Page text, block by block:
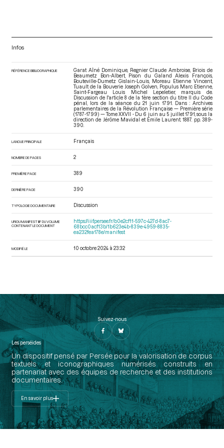
Infos
RÉFÉRENCE BIBLIOGRAPHIQUE
Garat Aîné Dominique, Regnier Claude Ambroise, Briois de
Beaumetz Bon-Albert, Pison du Galand Alexis François,
Bouteville-Dumetz Gislain-Louis, Moreau Etienne Vincent,
Tuault de la Bouverie Joseph Golven, Populus Marc Etienne,
Saint-Fargeau Louis Michel Lepeletier, marquis de.
Discussion de l'article 8 de la 1ère section du titre II du Code
pénal, lors de la séance du 21 juin 1791. Dans : Archives
parlementaires de la Révolution Française — Première série
(1787-1799) — Tome XXVII - Du 6 juin au 5 juillet 1791 , sous la
direction de Jérôme Mavidal et Emile Laurent. 1887. pp. 389-
390.
LANGUE PRINCIPALE Français
NOMBRE DE PAGES 2
PREMIÈRE PAGE 389
DERNIÈRE PAGE 390
TYPOLOGIE DOCUMENTAIRE Discussion
URI DU MANIFEST IIIF DU VOLUME
CONTENANT LE DOCUMENT
https://iiif.persee.fr/b0e2cf11-597c-427d-8ac7-
68bcc0acf13b/1b623e4b-839e-4959-8835-
ea232fea178e/manifest
MODIFIÉ LE 10 octobre 2024 à 23:32
Suivez-nous
Les perséides
Un dispositif pensé par Persée pour la valorisation de corpus
textuels et iconographiques numérisés construits en
partenariat avec des équipes de recherche et des institutions
documentaires.
En savoir plus